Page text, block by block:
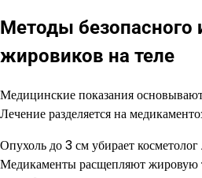
Методы безопасного
жировиков на теле
Медицинские показания
Лечение разделяется на
Опухоль до 3 см убирает
Медикаменты расщепляют жировую